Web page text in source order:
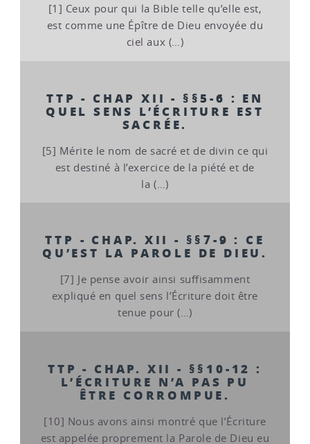
[1] Ceux pour qui la Bible telle qu’elle est,
est comme une Épître de Dieu envoyée du
ciel aux (…)
TTP - CHAP XII - §§5-6 : EN
QUEL SENS L’ÉCRITURE EST
SACRÉE.
[5] Mérite le nom de sacré et de divin ce qui
est destiné à l’exercice de la piété et de
la (…)
TTP - CHAP. XII - §§7-9 : CE
QU’EST LA PAROLE DE DIEU.
[7] Je pense avoir ainsi suffisamment
expliqué en quel sens l’Écriture doit être
tenue pour (…)
TTP - CHAP. XII - §§10-12 :
L’ÉCRITURE N’A PAS PU
ÊTRE CORROMPUE.
[10] Nous avons ainsi montré que l’Écriture
est appelée proprement la Parole de Dieu eu